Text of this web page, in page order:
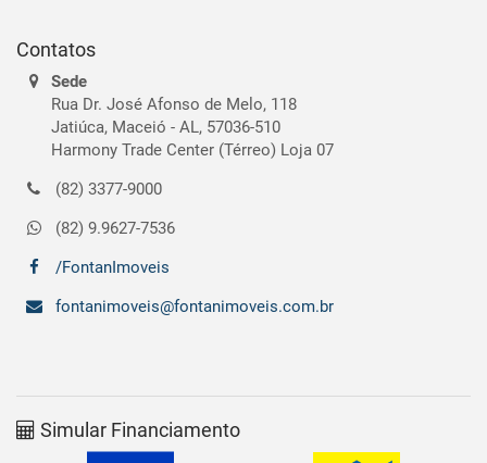
Contatos
Sede
Rua Dr. José Afonso de Melo, 118
Jatiúca, Maceió - AL, 57036-510
Harmony Trade Center (Térreo) Loja 07
(82) 3377-9000
(82) 9.9627-7536
/FontanImoveis
fontanimoveis@fontanimoveis.com.br
Simular Financiamento